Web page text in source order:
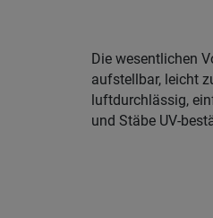
Die wesentlichen
aufstellbar, leicht
luftdurchlässig,
und Stäbe UV-